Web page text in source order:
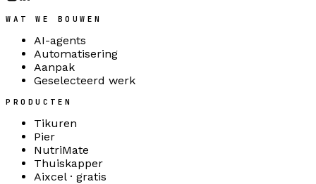
WAT WE BOUWEN
AI-agents
Automatisering
Aanpak
Geselecteerd werk
PRODUCTEN
Tikuren
Pier
NutriMate
Thuiskapper
Aixcel · gratis